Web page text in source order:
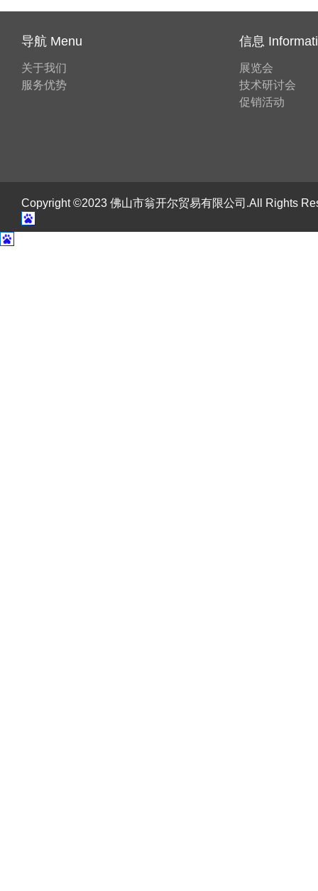
导航 Menu
关于我们
服务优势
信息
展览会
技术研讨会
促销活动
Copyright ©2023 佛山市翁开尔贸易有限公司.All Rights